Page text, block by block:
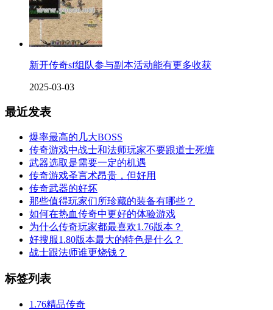
新开传奇sf组队参与副本活动能有更多收获
2025-03-03
最近发表
爆率最高的几大BOSS
传奇游戏中战士和法师玩家不要跟道士死缠
武器选取是需要一定的机遇
传奇游戏圣言术昂贵，但好用
传奇武器的好坏
那些值得玩家们所珍藏的装备有哪些？
如何在热血传奇中更好的体验游戏
为什么传奇玩家都最喜欢1.76版本？
好搜服1.80版本最大的特色是什么？
战士跟法师谁更烧钱？
标签列表
1.76精品传奇